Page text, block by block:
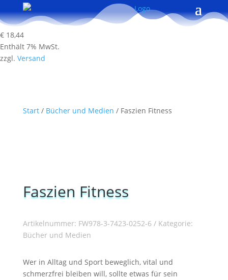
€ 18,44
Enthält 7% MwSt.
zzgl. Versand
Start/ Bücher und Medien / Faszien Fitness
Faszien Fitness
Artikelnummer: FW978-3-7423-0252-6
Kategorie:
Bücher und Medien
Wer in Alltag und Sport beweglich, vital und
schmerzfrei bleiben will, sollte etwas für sein